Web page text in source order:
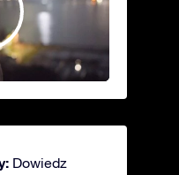
Dowiedz